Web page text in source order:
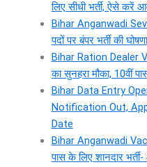
लिए सीधी भर्ती, ऐसे करें
Bihar Anganwadi
पदों पर बंपर भर्ती की
Bihar Ration Dealer
का सुनहरा मौका, 10वीं
Bihar Data Entry
Notification Out,
Date
Bihar Anganwadi
पास के लिए शानदार